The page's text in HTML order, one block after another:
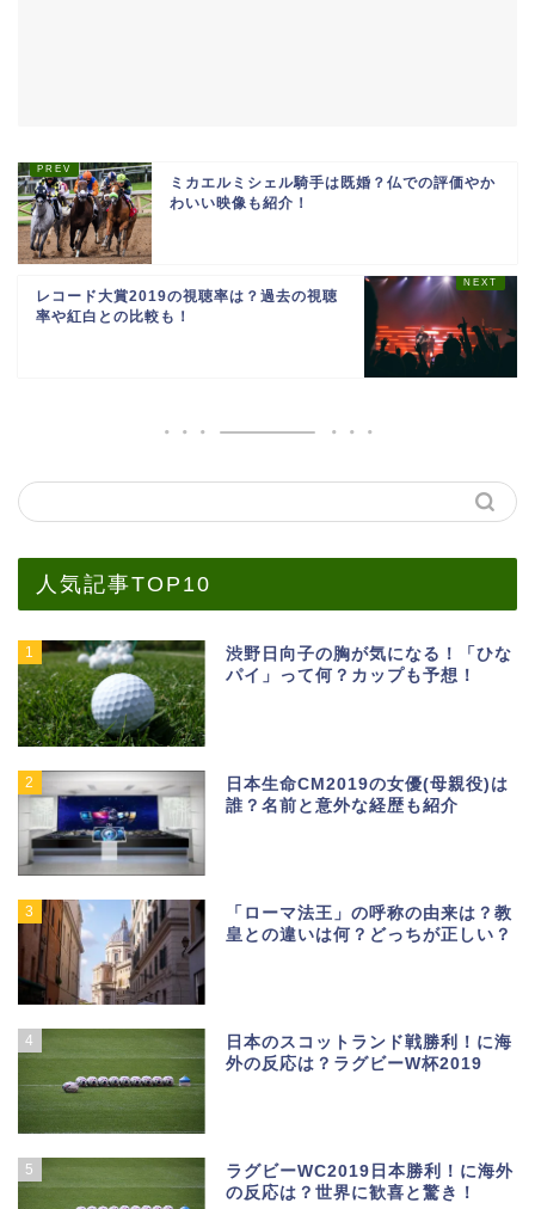
ミカエルミシェル騎手は既婚？仏での評価やか
わいい映像も紹介！
レコード大賞2019の視聴率は？過去の視聴
率や紅白との比較も！
人気記事TOP10
1
渋野日向子の胸が気になる！「ひな
パイ」って何？カップも予想！
2
日本生命CM2019の女優(母親役)は
誰？名前と意外な経歴も紹介
3
「ローマ法王」の呼称の由来は？教
皇との違いは何？どっちが正しい？
4
日本のスコットランド戦勝利！に海
外の反応は？ラグビーW杯2019
5
ラグビーWC2019日本勝利！に海外
の反応は？世界に歓喜と驚き！